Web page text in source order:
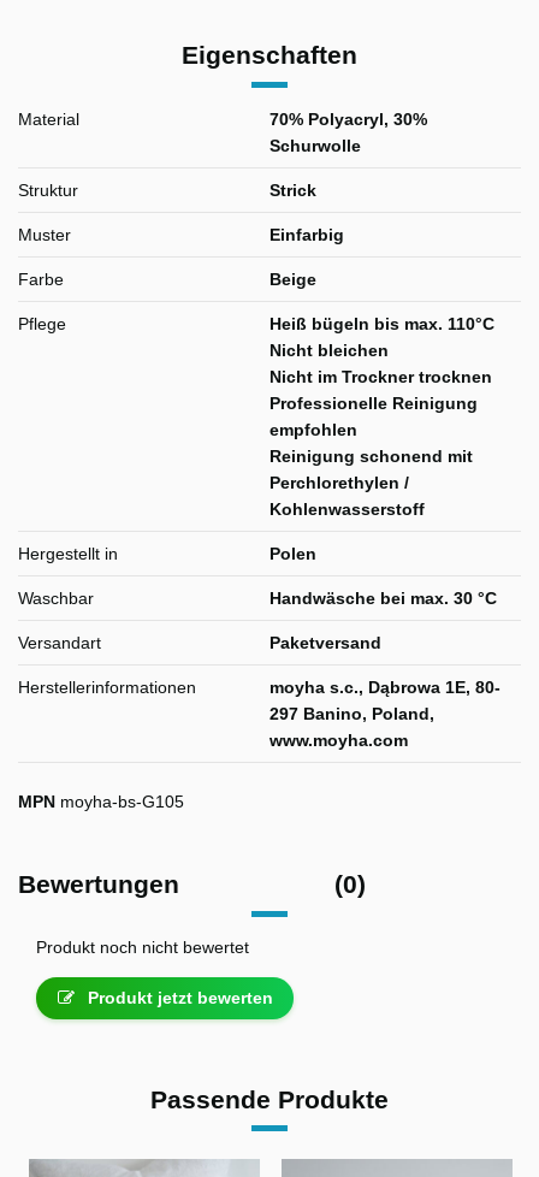
Eigenschaften
Material
70% Polyacryl, 30%
Schurwolle
Struktur Strick
Muster Einfarbig
Farbe Beige
Pflege
Heiß bügeln bis max. 110°C
Nicht bleichen
Nicht im Trockner trocknen
Professionelle Reinigung
empfohlen
Reinigung schonend mit
Perchlorethylen /
Kohlenwasserstoff
Hergestellt in Polen
Waschbar Handwäsche bei max. 30 °C
Versandart Paketversand
Herstellerinformationen
moyha s.c., Dąbrowa 1E, 80-
297 Banino, Poland,
www.moyha.com
MPN moyha-bs-G105
Bewertungen (0)
Produkt noch nicht bewertet
Produkt jetzt bewerten
Passende Produkte